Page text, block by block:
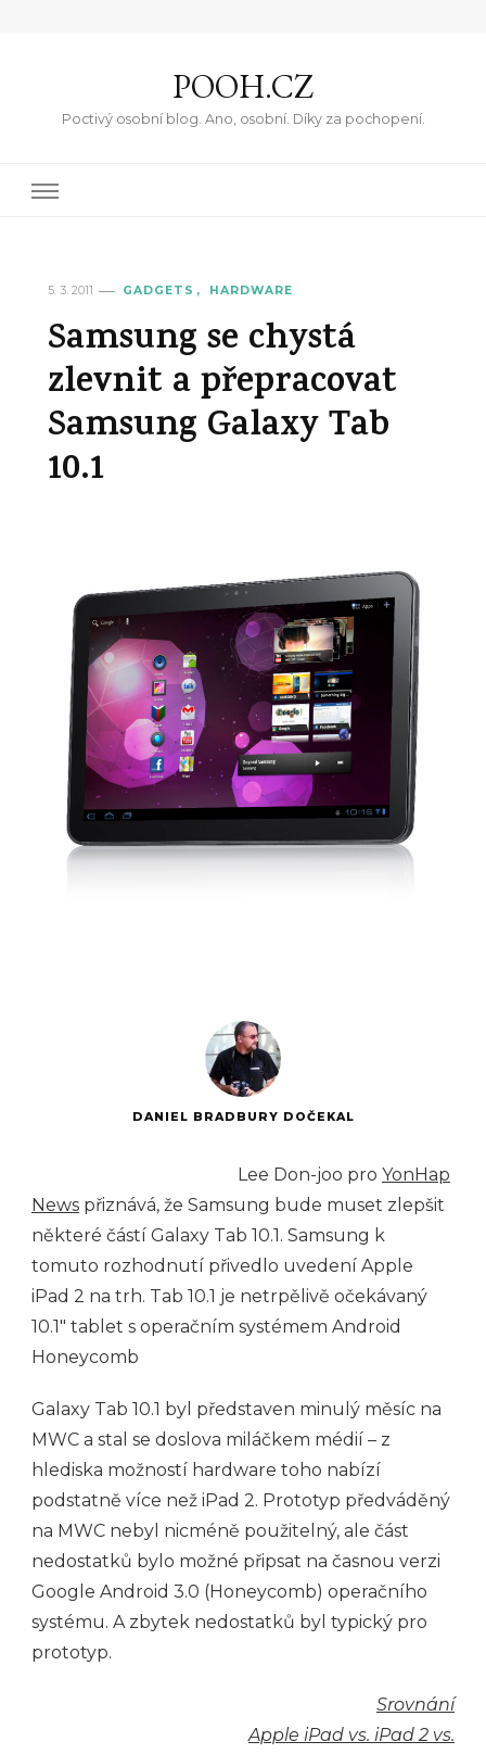
POOH.CZ
Poctivý osobní blog. Ano, osobní. Díky za pochopení.
5. 3. 2011 GADGETS HARDWARE
Samsung se chystá
zlevnit a přepracovat
Samsung Galaxy Tab
10.1
DANIEL BRADBURY DOČEKAL
Lee Don-joo pro YonHap
News přiznává, že Samsung bude muset zlepšit
některé částí Galaxy Tab 10.1. Samsung k
tomuto rozhodnutí přivedlo uvedení Apple
iPad 2 na trh. Tab 10.1 je netrpělivě očekávaný
10.1″ tablet s operačním systémem Android
Honeycomb
Galaxy Tab 10.1 byl představen minulý měsíc na
MWC a stal se doslova miláčkem médií – z
hlediska možností hardware toho nabízí
podstatně více než iPad 2. Prototyp předváděný
na MWC nebyl nicméně použitelný, ale část
nedostatků bylo možné připsat na časnou verzi
Google Android 3.0 (Honeycomb) operačního
systému. A zbytek nedostatků byl typický pro
prototyp.
Srovnání
Apple iPad vs. iPad 2 vs.